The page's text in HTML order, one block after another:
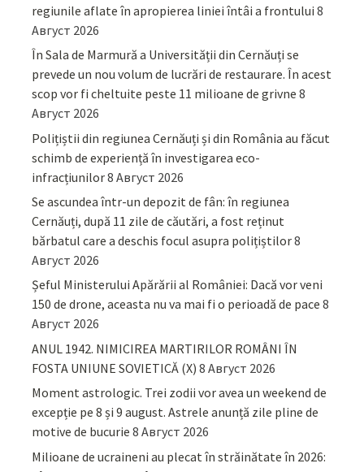
regiunile aflate în apropierea liniei întâi a frontului 8
Август 2026
În Sala de Marmură a Universității din Cernăuți se
prevede un nou volum de lucrări de restaurare. În acest
scop vor fi cheltuite peste 11 milioane de grivne 8
Август 2026
Polițiștii din regiunea Cernăuți și din România au făcut
schimb de experiență în investigarea eco-
infracțiunilor8 Август 2026
Se ascundea într-un depozit de fân: în regiunea
Cernăuți, după 11 zile de căutări, a fost reținut
bărbatul care a deschis focul asupra polițiștilor8
Август 2026
Șeful Ministerului Apărării al României: Dacă vor veni
150 de drone, aceasta nu va mai fi o perioadă de pace 8
Август 2026
ANUL 1942. NIMICIREA MARTIRILOR ROMÂNI ÎN
FOSTA UNIUNE SOVIETICĂ (X) 8 Август 2026
Moment astrologic. Trei zodii vor avea un weekend de
excepție pe 8 și 9 august. Astrele anunță zile pline de
motive de bucurie 8 Август 2026
Milioane de ucraineni au plecat în străinătate în 2026: